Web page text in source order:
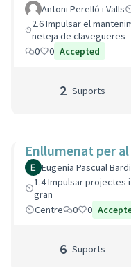
Antoni Perelló i Valls
2.6 Impulsar el
neteja de clavegueres
0
0 Accepted
2 Suports
Enllumenat per
Eugenia Pascual
1.4 Impulsar projectes
gran
Centre
0 0
6 Suports